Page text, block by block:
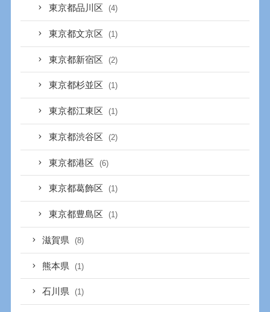
東京都品川区 (4)
東京都文京区 (1)
東京都新宿区 (2)
東京都杉並区 (1)
東京都江東区 (1)
東京都渋谷区 (2)
東京都港区 (6)
東京都葛飾区 (1)
東京都豊島区 (1)
滋賀県 (8)
熊本県 (1)
石川県 (1)